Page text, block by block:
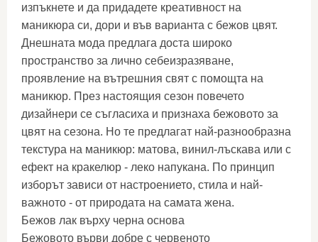
изпъкнете и да придадете креативност на
маникюра си, дори и във варианта с бежов цвят.
Днешната мода предлага доста широко
пространство за лично себеизразяване,
проявление на вътрешния свят с помощта на
маникюр. През настоящия сезон повечето
дизайнери се съгласиха и признаха бежовото за
цвят на сезона. Но те предлагат най-разнообразна
текстура на маникюр: матова, винил-лъскава или с
ефект на кракелюр - леко напукана. По принцип
изборът зависи от настроението, стила и най-
важното - от природата на самата жена.
Бежов лак върху черна основа
Бежовото върви добре с червеното